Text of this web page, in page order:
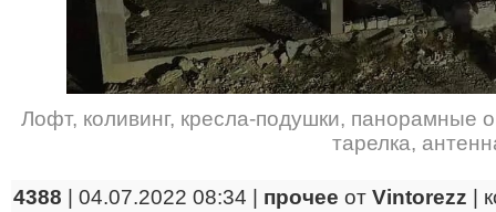
Лофт, коливинг, кресла-подушки, панорамные
тарелка,
4388 | 04.07.2022 08:34 | прочее от Vintorezz